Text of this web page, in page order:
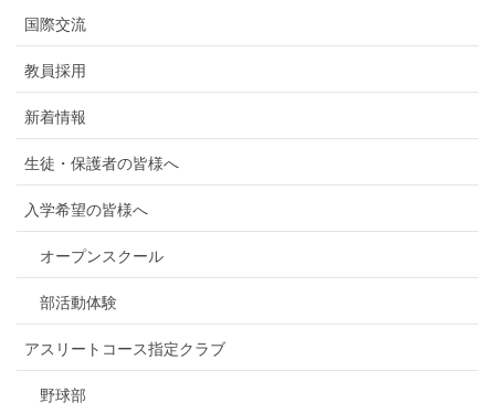
国際交流
教員採用
新着情報
生徒・保護者の皆様へ
入学希望の皆様へ
オープンスクール
部活動体験
アスリートコース指定クラブ
野球部